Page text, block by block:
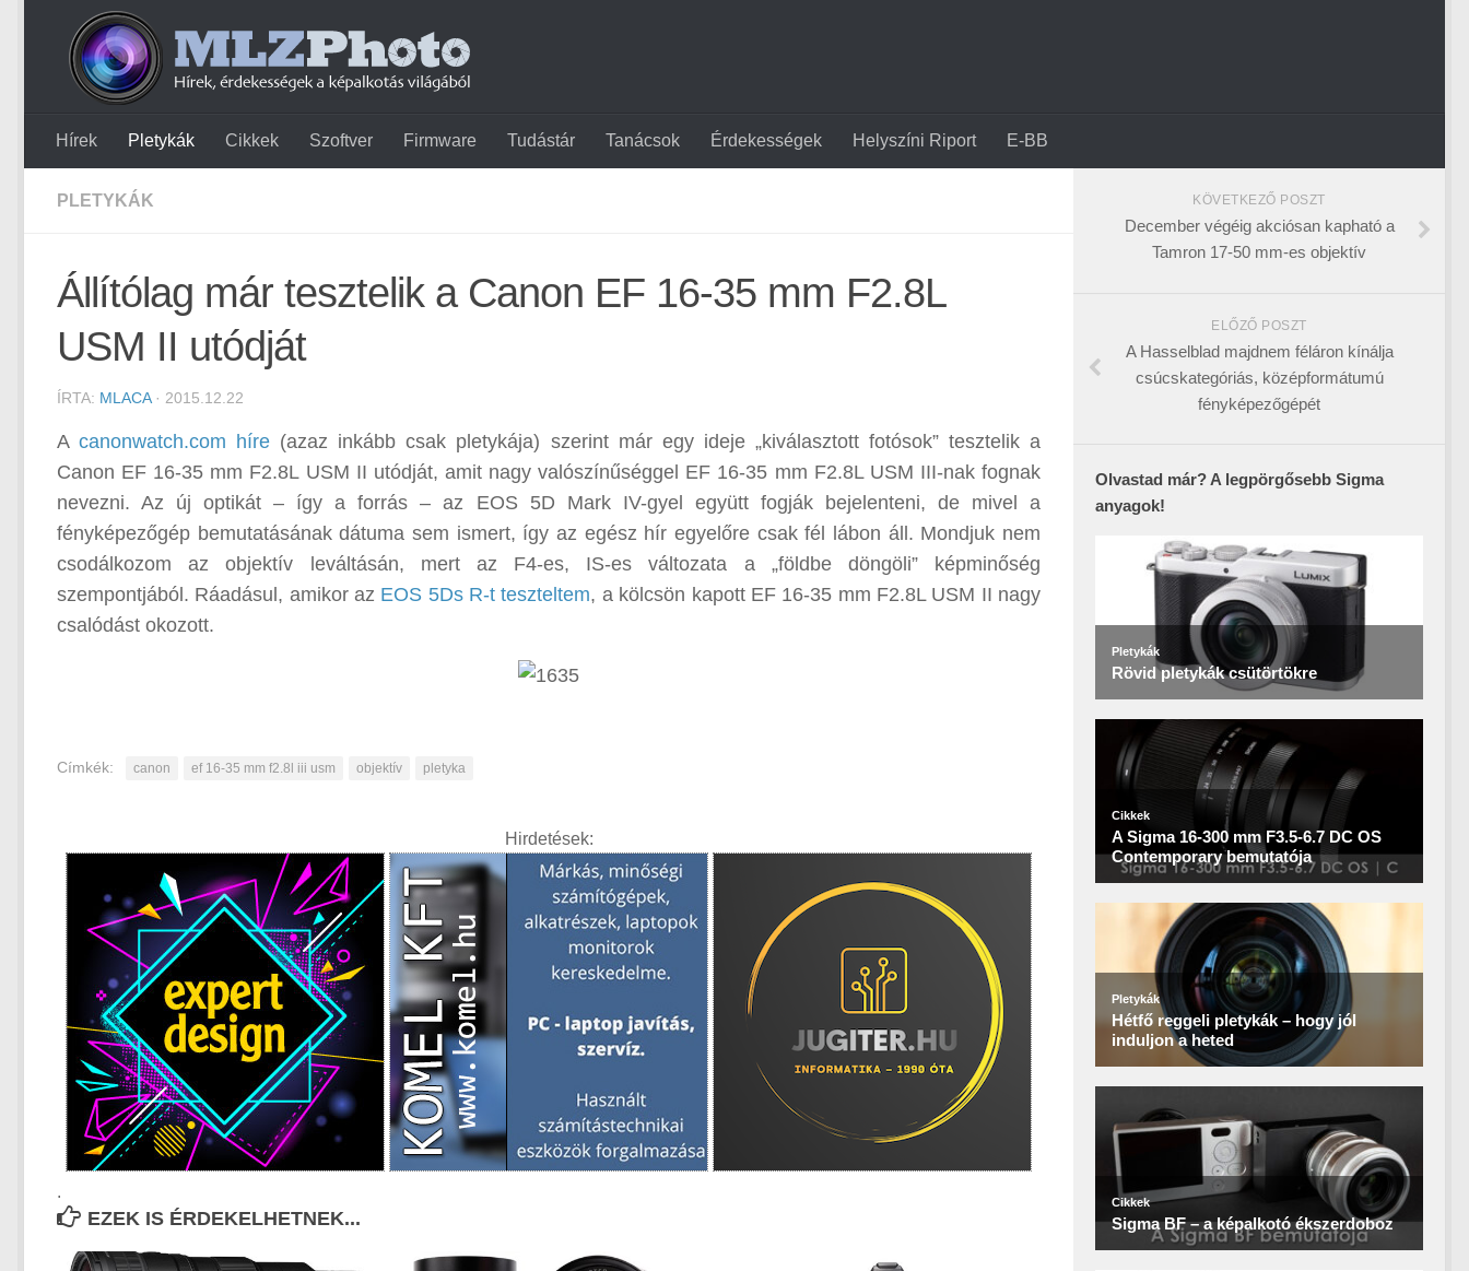
Hírek Pletykák Cikkek Szoftver Firmware Tudástár Tanácsok Érdekességek Helyszíni Riport E-BB
PLETYKÁK
Állítólag már tesztelik a Canon EF 16-35 mm F2.8L
USM II utódját
ÍRTA: MLACA· 2015.12.22
Acanonwatch.com híre (azaz inkább csak pletykája) szerint már egy ideje „kiválasztott fotósok” tesztelik a
Canon EF 16-35 mm F2.8L USM II utódját, amit nagy valószínűséggel EF 16-35 mm F2.8L USM III-nak fognak
nevezni. Az új optikát – így a forrás – az EOS 5D Mark IV-gyel együtt fogják bejelenteni, de mivel a
fényképezőgép bemutatásának dátuma sem ismert, így az egész hír egyelőre csak fél lábon áll. Mondjuk nem
csodálkozom az objektív leváltásán, mert az F4-es, IS-es változata a „földbe döngöli” képminőség
szempontjából. Ráadásul, amikor az EOS 5Ds R-t teszteltem, a kölcsön kapott EF 16-35 mm F2.8L USM II nagy
csalódást okozott.
Címkék: canon ef 16-35 mm f2.8l iii usm objektív pletyka
Hirdetések:
.
EZEK IS ÉRDEKELHETNEK...
KÖVETKEZŐ POSZT
December végéig akciósan kapható a
Tamron 17-50 mm-es objektív
ELŐZŐ POSZT
A Hasselblad majdnem féláron kínálja
csúcskategóriás, középformátumú
fényképezőgépét
Olvastad már? A legpörgősebb Sigma
anyagok!